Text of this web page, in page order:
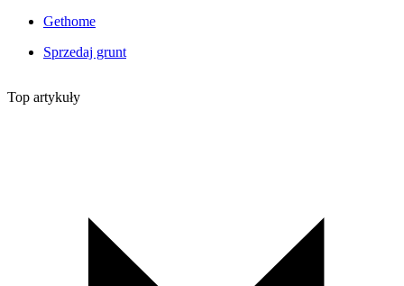
Gethome
Sprzedaj grunt
Top artykuły